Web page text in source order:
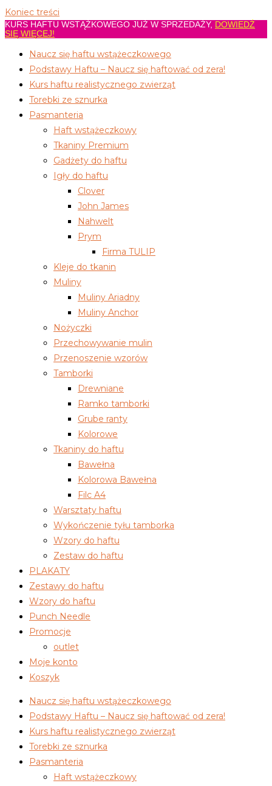
Koniec treści
KURS HAFTU WSTĄŻKOWEGO JUŻ W SPRZEDAŻY, DOWIEDŹ
SIĘ WIĘCEJ!
Naucz się haftu wstążeczkowego
Podstawy Haftu – Naucz się haftować od zera!
Kurs haftu realistycznego zwierząt
Torebki ze sznurka
Pasmanteria
Haft wstążeczkowy
Tkaniny Premium
Gadżety do haftu
Igły do haftu
Clover
John James
Nahwelt
Prym
Firma TULIP
Kleje do tkanin
Muliny
Muliny Ariadny
Muliny Anchor
Nożyczki
Przechowywanie mulin
Przenoszenie wzorów
Tamborki
Drewniane
Ramko tamborki
Grube ranty
Kolorowe
Tkaniny do haftu
Bawełna
Kolorowa Bawełna
Filc A4
Warsztaty haftu
Wykończenie tyłu tamborka
Wzory do haftu
Zestaw do haftu
PLAKATY
Zestawy do haftu
Wzory do haftu
Punch Needle
Promocje
outlet
Moje konto
Koszyk
Naucz się haftu wstążeczkowego
Podstawy Haftu – Naucz się haftować od zera!
Kurs haftu realistycznego zwierząt
Torebki ze sznurka
Pasmanteria
Haft wstążeczkowy